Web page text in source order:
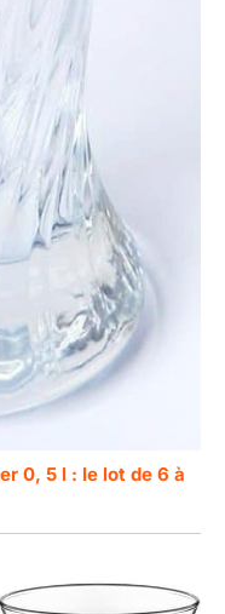
0, 5 l : le lot de 6 à